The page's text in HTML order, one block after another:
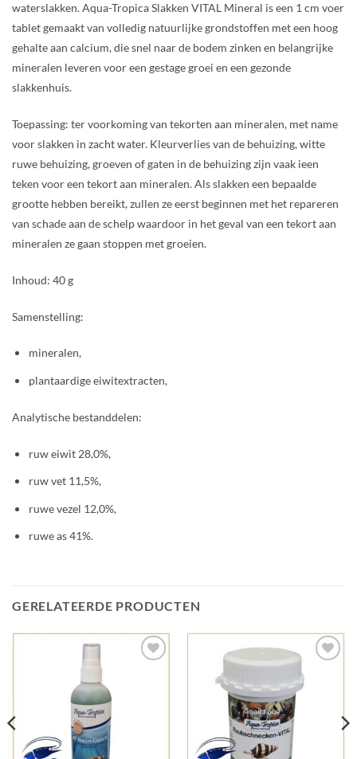
waterslakken. Aqua-Tropica Slakken VITAL Mineral is een 1 cm voer
tablet gemaakt van volledig natuurlijke grondstoffen met een hoog
gehalte aan calcium, die snel naar de bodem zinken en belangrijke
mineralen leveren voor een gestage groei en een gezonde
slakkenhuis.
Toepassing: ter voorkoming van tekorten aan mineralen, met name
voor slakken in zacht water. Kleurverlies van de behuizing, witte
ruwe behuizing, groeven of gaten in de behuizing zijn vaak ieen
teken voor een tekort aan mineralen. Als slakken een bepaalde
grootte hebben bereikt, zullen ze eerst beginnen met het repareren
van schade aan de schelp waardoor in het geval van een tekort aan
mineralen ze gaan stoppen met groeien.
Inhoud: 40 g
Samenstelling:
mineralen,
plantaardige eiwitextracten,
Analytische bestanddelen:
ruw eiwit 28,0%,
ruw vet 11,5%,
ruwe vezel 12,0%,
ruwe as 41%.
GERELATEERDE PRODUCTEN
Wishlist